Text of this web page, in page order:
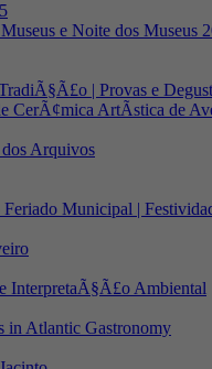
e Noite dos Museus
| Provas e
CerÃ¢mica ArtÃ­stica de
Arquivos
Municipal |
InterpretaÃ§Ã£o Ambiental
in Atlantic Gastronomy